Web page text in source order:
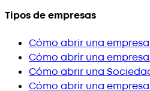
Tipos de empresas
Cómo abrir una empresa
Cómo abrir una empresa
Cómo abrir una
Cómo abrir una